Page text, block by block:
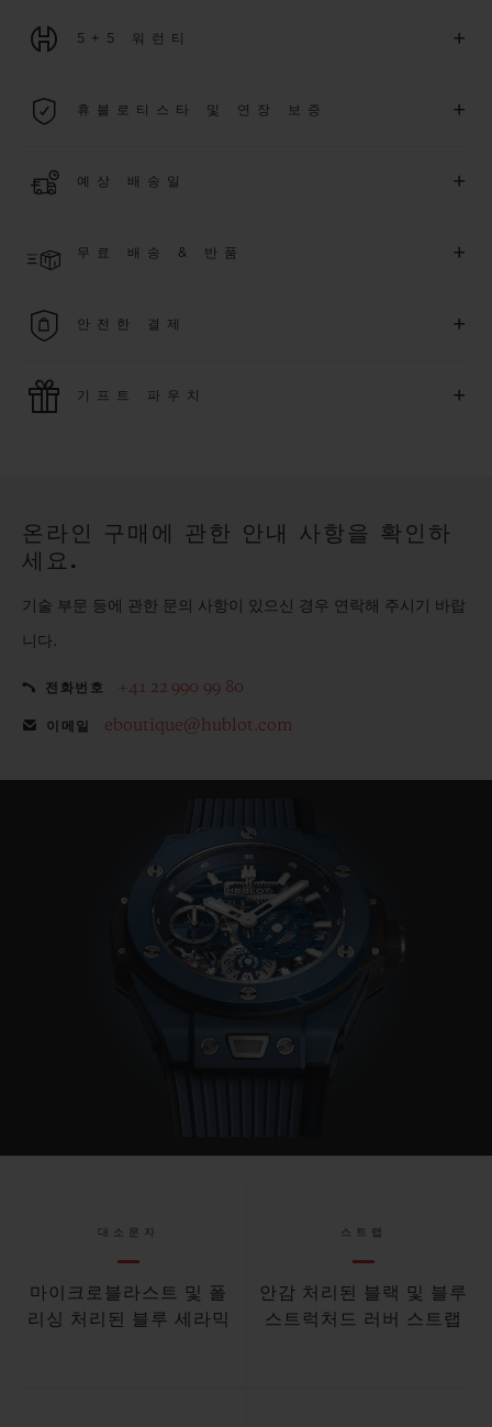
5+5 워런티 +
용됩니다.휴블로티스타 및 연장 보증 +
에 대해5 년 추가 워런티 혜택
또한 다양
더 알아보기
예상 배송일 +
다. *재고 상황에 따라 달라질 수 있습니다*.
무료 배송 & 반품 +
을 누려보세요
안전한 결제 +
모든 제품은 빠르고 안전하게 결제가 가능하며, 개인정보를 안
기프트 파우치 +
온라인 구매에 관한 안내 사항을 확인하
세요.
기술 부문 등에 관한 문의 사항이 있으신 경우 연락해 주시기 바랍
니다.
전화번호 +41 22 990 99 80
이메일 eboutique@hublot.com
대소문자
마이크로블라스트 및 폴
리싱 처리된 블루 세라믹
스트랩
안감 처리된 블랙 및 블루
스트럭처드 러버 스트랩